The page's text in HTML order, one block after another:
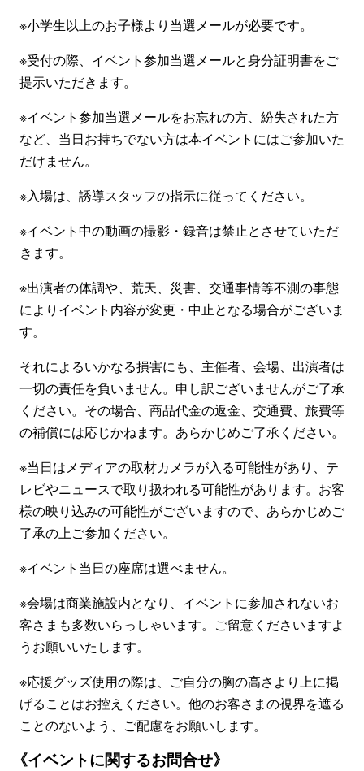
※小学生以上のお子様より当選メールが必要です。
※受付の際、イベント参加当選メールと身分証明書をご
提示いただきます。
※イベント参加当選メールをお忘れの方、紛失された方
など、当日お持ちでない方は本イベントにはご参加いた
だけません。
※入場は、誘導スタッフの指示に従ってください。
※イベント中の動画の撮影・録音は禁止とさせていただ
きます。
※出演者の体調や、荒天、災害、交通事情等不測の事態
によりイベント内容が変更・中止となる場合がございま
す。
それによるいかなる損害にも、主催者、会場、出演者は
一切の責任を負いません。申し訳ございませんがご了承
ください。その場合、商品代金の返金、交通費、旅費等
の補償には応じかねます。あらかじめご了承ください。
※当日はメディアの取材カメラが入る可能性があり、テ
レビやニュースで取り扱われる可能性があります。お客
様の映り込みの可能性がございますので、あらかじめご
了承の上ご参加ください。
※イベント当日の座席は選べません。
※会場は商業施設内となり、イベントに参加されないお
客さまも多数いらっしゃいます。ご留意くださいますよ
うお願いいたします。
※応援グッズ使用の際は、ご自分の胸の高さより上に掲
げることはお控えください。他のお客さまの視界を遮る
ことのないよう、ご配慮をお願いします。
《イベントに関するお問合せ》